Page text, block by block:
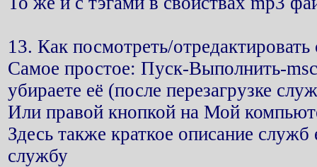
13. Как посмотреть/
Самое простое: Пуск-Выполнить-
убираете её (после перезагрузке
Или правой кнопкой на Мой
Здесь также краткое описание
службу